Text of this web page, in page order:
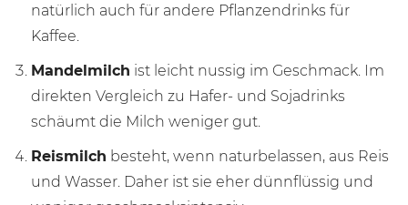
natürlich auch für andere Pflanzendrinks für
Kaffee.
Mandelmilch ist leicht nussig im Geschmack. Im
direkten Vergleich zu Hafer- und Sojadrinks
schäumt die Milch weniger gut.
Reismilch besteht, wenn naturbelassen, aus Reis
und Wasser. Daher ist sie eher dünnflüssig und